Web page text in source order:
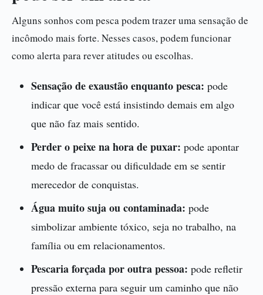
Alguns sonhos com pesca podem trazer uma sensação de
incômodo mais forte. Nesses casos, podem funcionar
como alerta para rever atitudes ou escolhas.
Sensação de exaustão enquanto pesca: pode
indicar que você está insistindo demais em algo
que não faz mais sentido.
Perder o peixe na hora de puxar: pode apontar
medo de fracassar ou dificuldade em se sentir
merecedor de conquistas.
Água muito suja ou contaminada: pode
simbolizar ambiente tóxico, seja no trabalho, na
família ou em relacionamentos.
Pescaria forçada por outra pessoa: pode refletir
pressão externa para seguir um caminho que não